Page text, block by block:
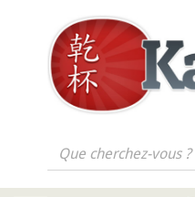
Que cherchez-vous